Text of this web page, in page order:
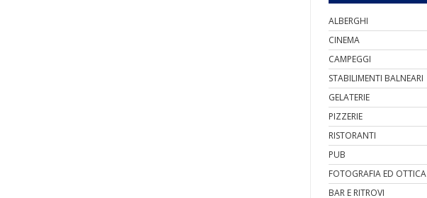
ALBERGHI
CINEMA
CAMPEGGI
STABILIMENTI BALNEARI
GELATERIE
PIZZERIE
RISTORANTI
PUB
FOTOGRAFIA ED OTTICA
BAR E RITROVI